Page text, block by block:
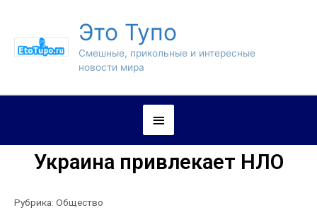
Это Тупо
Смешные, прикольные и интересные
новости мира
Украина привлекает НЛО
Рубрика: Общество